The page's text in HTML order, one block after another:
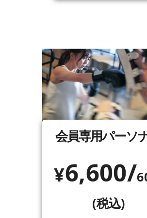
会員専用パーソ
¥6,600/
(税込)